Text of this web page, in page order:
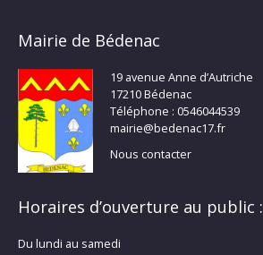
Mairie de Bédenac
19 avenue Anne d’Autriche
17210 Bédenac
Téléphone : 0546044539
mairie@bedenac17.fr
Nous contacter
Horaires d’ouverture au public :
Du lundi au samedi